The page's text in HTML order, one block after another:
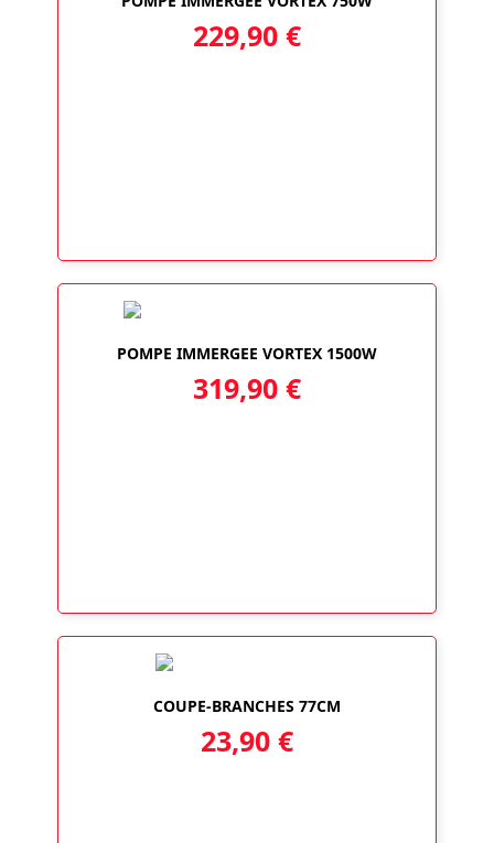
229,90 €
POMPE IMMERGEE VORTEX 1500W
319,90 €
COUPE-BRANCHES 77CM
23,90 €